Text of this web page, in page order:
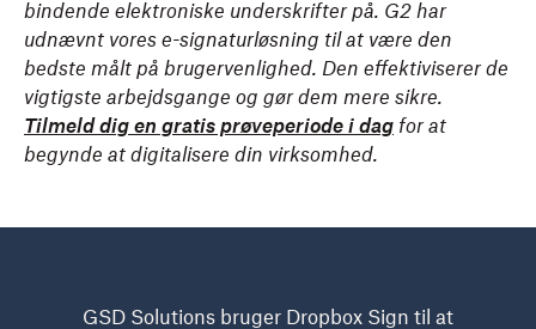
bindende elektroniske underskrifter på. G2 har
udnævnt vores e-signaturløsning til at være den
bedste målt på brugervenlighed. Den effektiviserer de
vigtigste arbejdsgange og gør dem mere sikre.
Tilmeld dig en gratis prøveperiode i dag for at
begynde at digitalisere din virksomhed.
GSD Solutions bruger Dropbox Sign til at